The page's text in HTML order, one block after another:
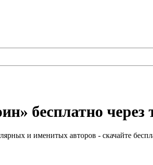
бесплатно через
и именитых авторов - скачайте